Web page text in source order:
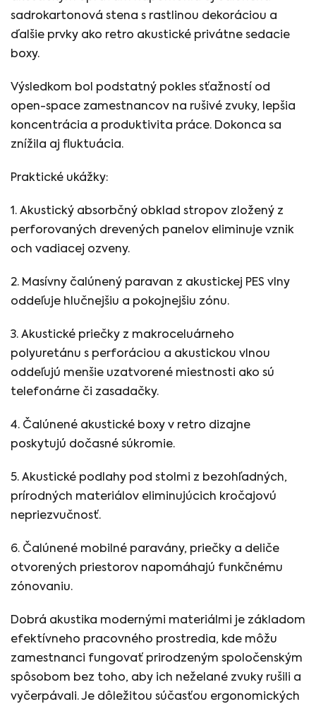
sadrokartonová stena s rastlinou dekoráciou a
ďalšie prvky ako retro akustické privátne sedacie
boxy.
Výsledkom bol podstatný pokles sťažností od
open-space zamestnancov na rušivé zvuky, lepšia
koncentrácia a produktivita práce. Dokonca sa
znížila aj fluktuácia.
Praktické ukážky:
1. Akustický absorbčný obklad stropov zložený z
perforovaných drevených panelov eliminuje vznik
och vadiacej ozveny.
2. Masívny čalúnený paravan z akustickej PES vlny
oddeľuje hlučnejšiu a pokojnejšiu zónu.
3. Akustické priečky z makroceluárneho
polyuretánu s perforáciou a akustickou vlnou
oddeľujú menšie uzatvorené miestnosti ako sú
telefonárne či zasadačky.
4. Čalúnené akustické boxy v retro dizajne
poskytujú dočasné súkromie.
5. Akustické podlahy pod stolmi z bezohľadných,
prírodných materiálov eliminujúcich kročajovú
nepriezvučnosť.
6. Čalúnené mobilné paravány, priečky a deliče
otvorených priestorov napomáhajú funkčnému
zónovaniu.
Dobrá akustika modernými materiálmi je základom
efektívneho pracovného prostredia, kde môžu
zamestnanci fungovať prirodzeným spoločenským
spôsobom bez toho, aby ich neželané zvuky rušili a
vyčerpávali. Je dôležitou súčasťou ergonomických